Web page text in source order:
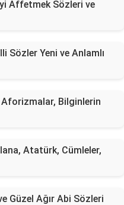
Affetmek Sözleri ve
Sözler Yeni ve Anlamlı
Bilginlerin
Atatürk, Cümleler,
Güzel Ağır Abi Sözleri